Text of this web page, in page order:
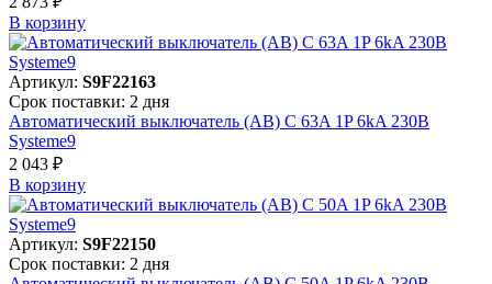
В корзинy
Артикул: S9F22163
Срок поставки: 2 дня
Автоматический выключатель (АВ) C 63A 1P 6kA 230В
Systeme9
2 043 ₽
В корзинy
Артикул: S9F22150
Срок поставки: 2 дня